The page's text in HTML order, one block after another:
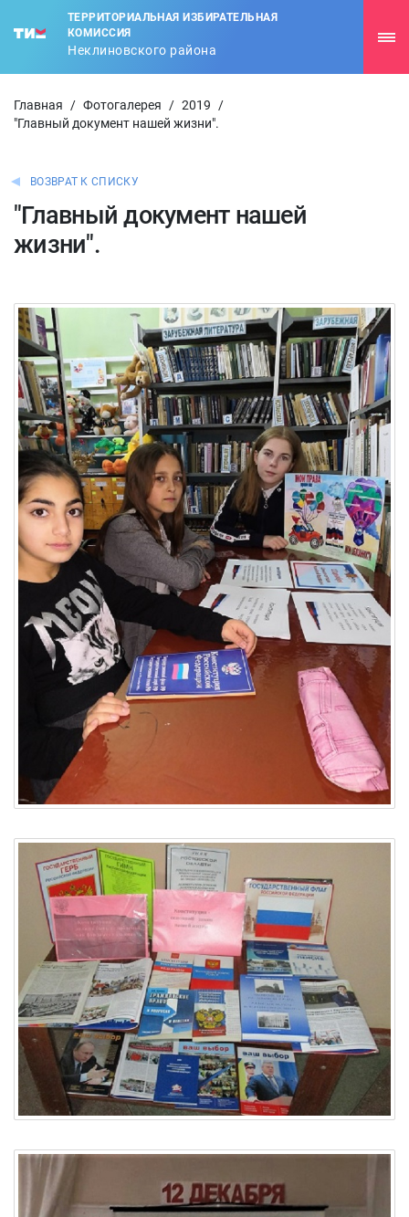
ТЕРРИТОРИАЛЬНАЯ ИЗБИРАТЕЛЬНАЯ
КОМИССИЯ
Неклиновского района
Главная / Фотогалерея / 2019
/
"Главный документ нашей жизни".
ВОЗВРАТ К СПИСКУ
"Главный документ нашей
жизни".